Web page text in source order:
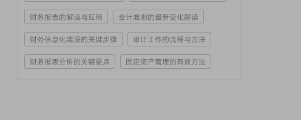
财务报告的解读与应用 会计准则的最新变化解读
财务信息化建设的关键步骤 审计工作的流程与方法
财务报表分析的关键要点 固定资产管理的有效方法